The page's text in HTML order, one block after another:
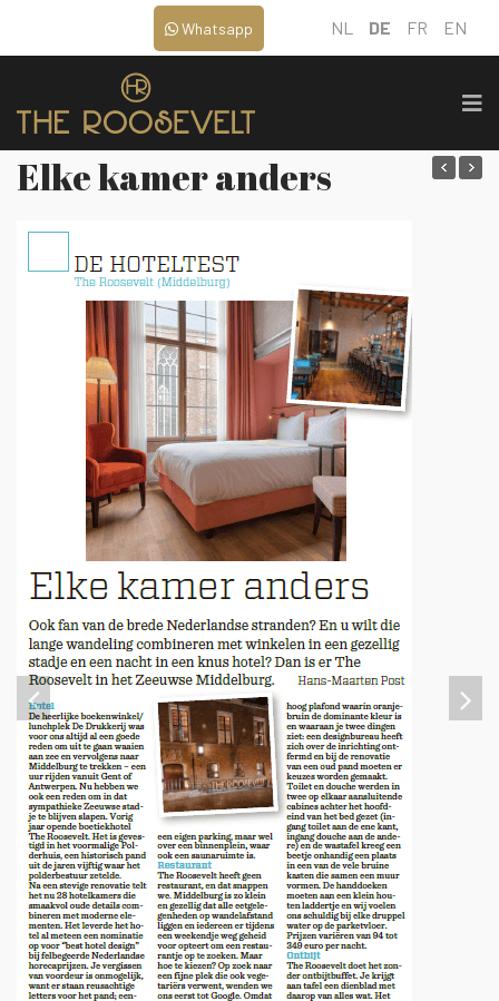
NL DE FR EN
Whatsapp
Elke kamer anders